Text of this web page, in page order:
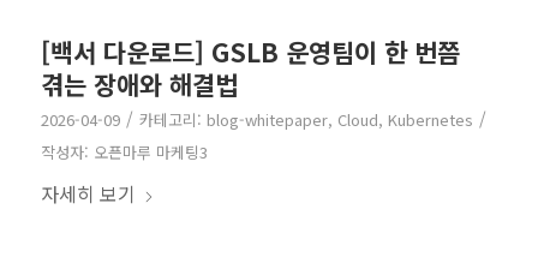
[백서 다운로드] GSLB 운영팀이 한 번쯤
겪는 장애와 해결법
2026-04-09 / 카테고리: blog-whitepaper, Cloud, Kubernetes /
작성자: 오픈마루 마케팅3
자세히 보기